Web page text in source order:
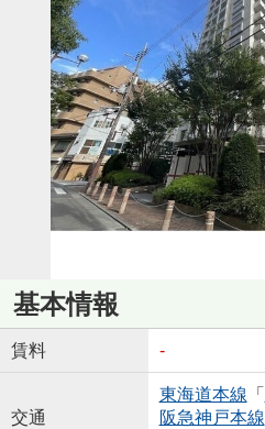
基本情報
賃料 -
交通
東海道本線 「
阪急神戸本線